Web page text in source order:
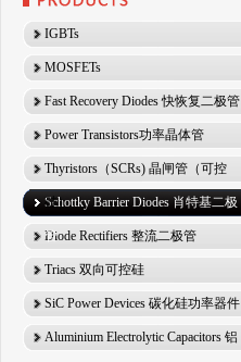
IGBTs
MOSFETs
Fast Recovery Diodes 快恢复二极管
Power Transistors功率晶体管
Thyristors（SCRs) 晶闸管（可控
硅）
Schottky Barrier Diodes 肖特基二极
管
Diode Rectifiers 整流二极管
Triacs 双向可控硅
SiC Power Devices 碳化硅功率器件
Aluminium Electrolytic Capacitors 铝